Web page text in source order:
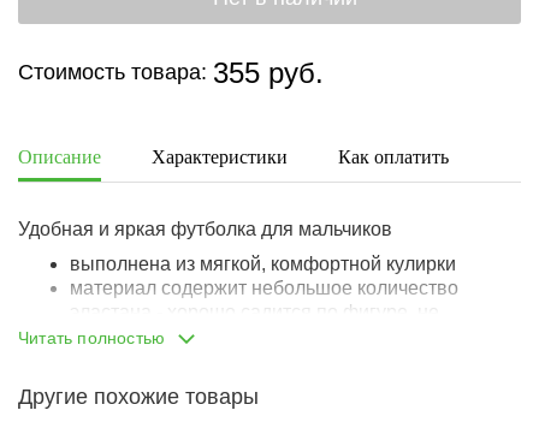
Стоимость товара: 355 руб.
Описание Характеристики Как оплатить
Удобная и яркая футболка для мальчиков
выполнена из мягкой, комфортной кулирки
материал содержит небольшое количество
эластана - хорошо садится по фигуре, не
деформируется при стирке
горловина притачена, выполнена из отдельного
Читать полностью
Другие похожие товары